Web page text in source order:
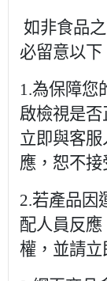
如非食品
必留意以下
1.為保障您
啟檢視是
立即與客
應，恕不接
2.若產品因
配人員反
權，並請立